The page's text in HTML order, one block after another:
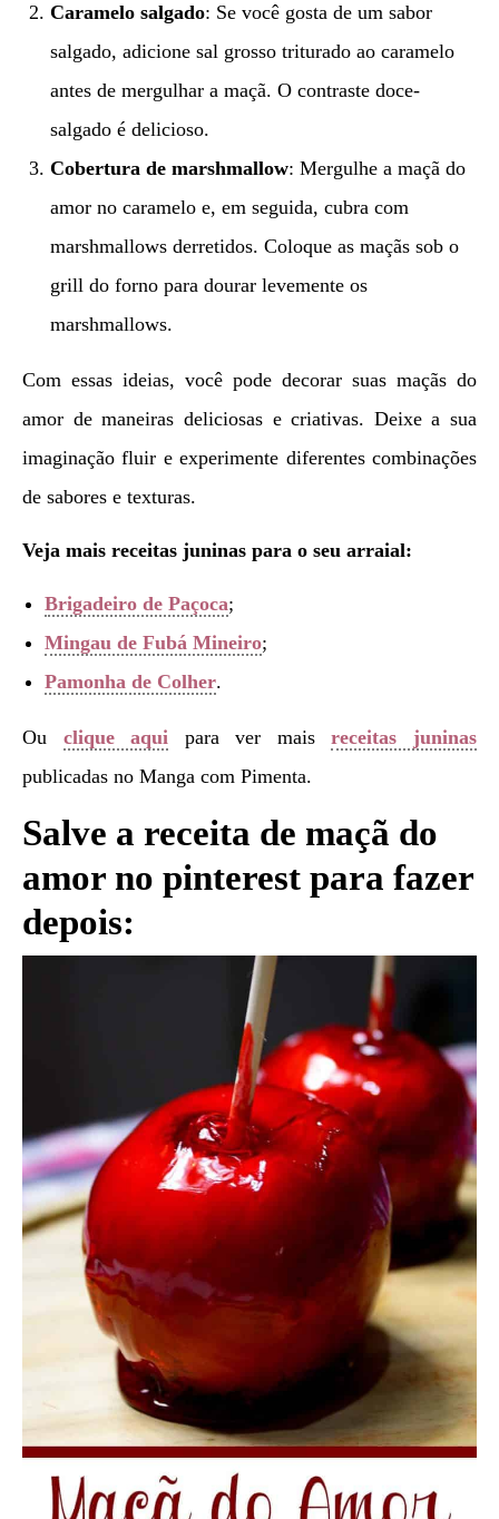
Caramelo salgado: Se você gosta de um sabor
salgado, adicione sal grosso triturado ao caramelo
antes de mergulhar a maçã. O contraste doce-
salgado é delicioso.
Cobertura de marshmallow: Mergulhe a maçã do
amor no caramelo e, em seguida, cubra com
marshmallows derretidos. Coloque as maçãs sob o
grill do forno para dourar levemente os
marshmallows.
Com essas ideias, você pode decorar suas maçãs do
amor de maneiras deliciosas e criativas. Deixe a sua
imaginação fluir e experimente diferentes combinações
de sabores e texturas.
Veja mais receitas juninas para o seu arraial:
Brigadeiro de Paçoca;
Mingau de Fubá Mineiro;
Pamonha de Colher.
Ou clique aqui para ver maisreceitas juninas
publicadas no Manga com Pimenta.
Salve a receita de maçã do
amor no pinterest para fazer
depois: